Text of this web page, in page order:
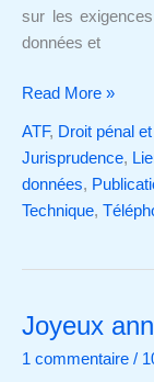
sur les
données et
Read More »
ATF, Droit pénal
Jurisprudence,
données,
Technique,
Joyeux
1 commentaire /
Joyeux
anniversaire!